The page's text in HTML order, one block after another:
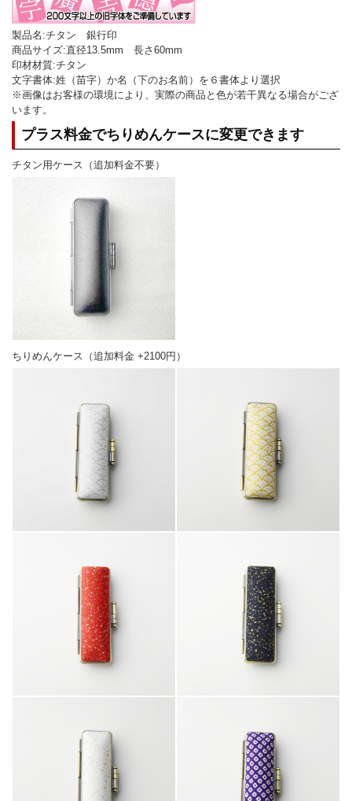
製品名:チタン 銀行印
商品サイズ:直径13.5mm 長さ60mm
印材材質:チタン
文字書体:姓（苗字）か名（下のお名前）を６書体より選択
※画像はお客様の環境により、実際の商品と色が若干異なる場合がござ
います。
プラス料金でちりめんケースに変更できます
チタン用ケース（追加料金不要）
ちりめんケース（追加料金 +2100円）